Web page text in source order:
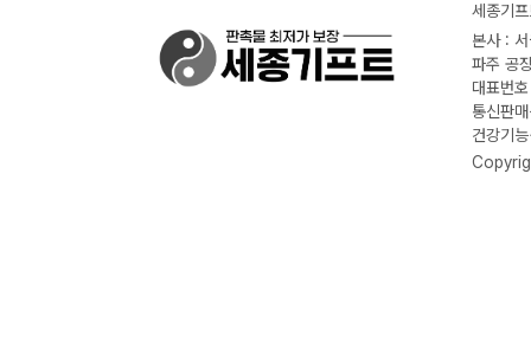
세종기
본사 :
파주 공
대표번
통신판
건강기